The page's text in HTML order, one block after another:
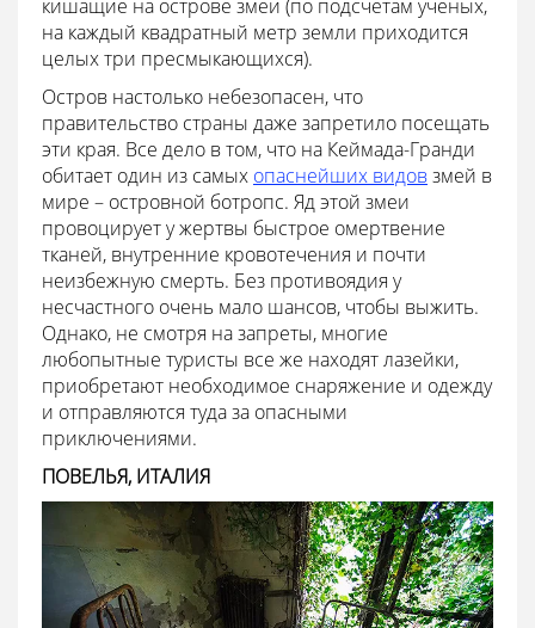
кишащие на острове змеи (по подсчетам ученых,
на каждый квадратный метр земли приходится
целых три пресмыкающихся).
Остров настолько небезопасен, что
правительство страны даже запретило посещать
эти края. Все дело в том, что на Кеймада-Гранди
обитает один из самых опаснейших видовзмей в
мире – островной ботропс. Яд этой змеи
провоцирует у жертвы быстрое омертвение
тканей, внутренние кровотечения и почти
неизбежную смерть. Без противоядия у
несчастного очень мало шансов, чтобы выжить.
Однако, не смотря на запреты, многие
любопытные туристы все же находят лазейки,
приобретают необходимое снаряжение и одежду
и отправляются туда за опасными
приключениями.
ПОВЕЛЬЯ, ИТАЛИЯ